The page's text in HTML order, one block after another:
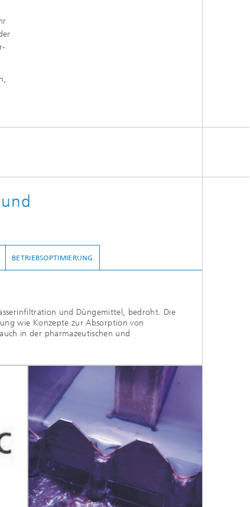
und Düngemittel, bedroht. Die
wie Konzepte zur Absorption von
in der pharmazeutischen und
BETRIEBSOPTIMIERUNG